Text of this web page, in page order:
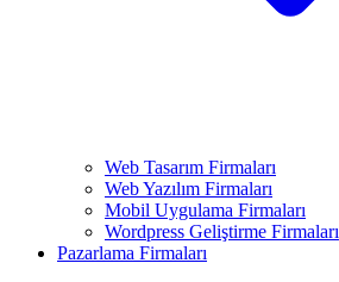
Web Tasarım Firmaları
Web Yazılım Firmaları
Mobil Uygulama Firmaları
Wordpress Geliştirme Firmaları
Pazarlama Firmaları